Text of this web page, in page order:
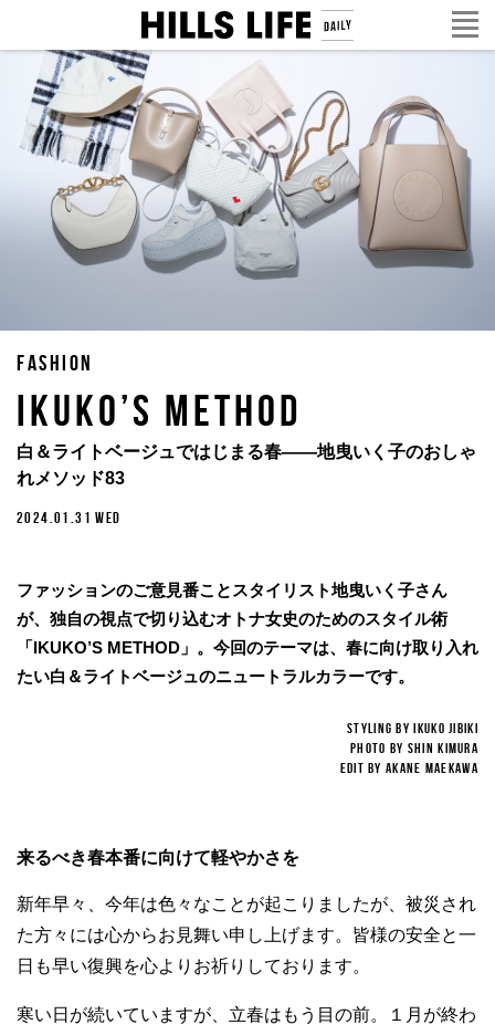
FASHION
IKUKO’S METHOD
白＆ライトベージュではじまる春——地曳いく子のおしゃ
れメソッド83
2024.01.31 WED
ファッションのご意見番ことスタイリスト地曳いく子さん
が、独自の視点で切り込むオトナ女史のためのスタイル術
「IKUKO’S METHOD」。今回のテーマは、春に向け取り入れ
たい白＆ライトベージュのニュートラルカラーです。
STYLING BY IKUKO JIBIKI
PHOTO BY SHIN KIMURA
EDIT BY AKANE MAEKAWA
来るべき春本番に向けて軽やかさを
新年早々、今年は色々なことが起こりましたが、被災され
た方々には心からお見舞い申し上げます。皆様の安全と一
日も早い復興を心よりお祈りしております。
寒い日が続いていますが、立春はもう目の前。１月が終わ